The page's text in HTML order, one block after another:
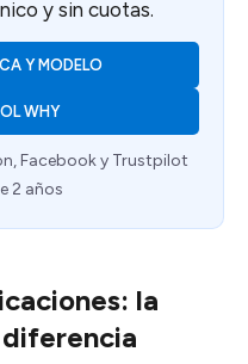
y sin cuotas.
Y MODELO
WHY
Facebook y Trustpilot
2 años
la